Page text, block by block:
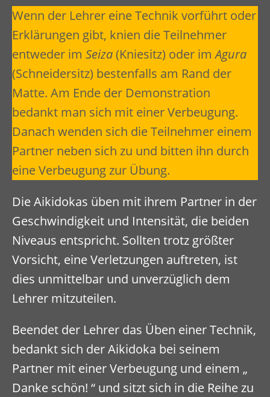
Wenn der Lehrer eine Technik vorführt oder
Erklärungen gibt, knien die Teilnehmer
entweder im Seiza(Kniesitz) oder imAgura
(Schneidersitz) bestenfalls am Rand der
Matte. Am Ende der Demonstration
bedankt man sich mit einer Verbeugung.
Danach wenden sich die Teilnehmer einem
Partner neben sich zu und bitten ihn durch
eine Verbeugung zur Übung.
Die Aikidokas üben mit ihrem Partner in der
Geschwindigkeit und Intensität, die beiden
Niveaus entspricht. Sollten trotz größter
Vorsicht, eine Verletzungen auftreten, ist
dies unmittelbar und unverzüglich dem
Lehrer mitzuteilen.
Beendet der Lehrer das Üben einer Technik,
bedankt sich der Aikidoka bei seinem
Partner mit einer Verbeugung und einem „
Danke schön! “ und sitzt sich in die Reihe zu